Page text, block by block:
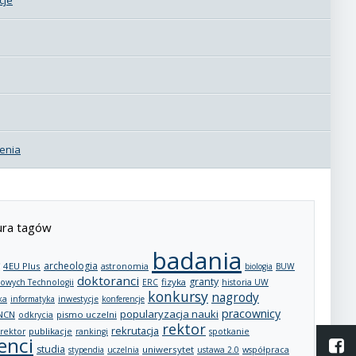
tagów
4EU Plus archeologia astronomia badania biologia BUW
Technologii doktoranci ERC fizyka granty historia UW
informatyka inwestycje konferencje konkursy nagrody
odkrycia pismo uczelni popularyzacja nauki pracownicy
publikacje rankingi rekrutacja rektor spotkanie
studia stypendia uczelnia uniwersytet ustawa 2.0 współpraca